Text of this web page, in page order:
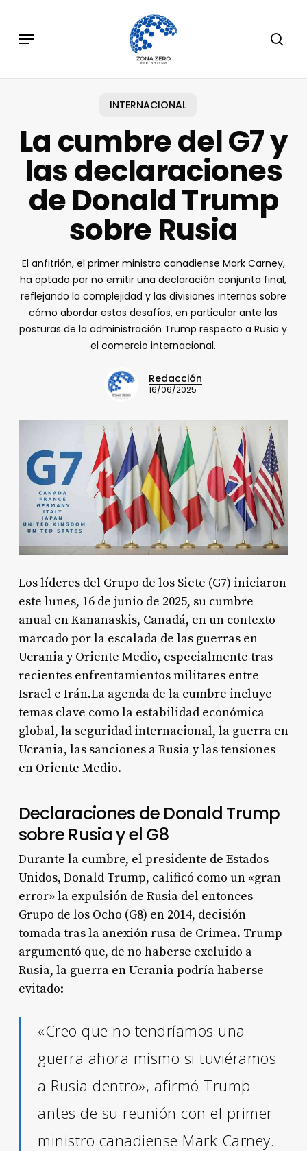
main
Menu
INTERNACIONAL
La cumbre del G7 y
las declaraciones
de Donald Trump
sobre Rusia
El anfitrión, el primer ministro canadiense Mark Carney,
ha optado por no emitir una declaración conjunta final,
reflejando la complejidad y las divisiones internas sobre
cómo abordar estos desafíos, en particular ante las
posturas de la administración Trump respecto a Rusia y
el comercio internacional.
Redacción
16/06/2025
Los líderes del Grupo de los Siete (G7) iniciaron
este lunes, 16 de junio de 2025, su cumbre
anual en Kananaskis, Canadá, en un contexto
marcado por la escalada de las guerras en
Ucrania y Oriente Medio, especialmente tras
recientes enfrentamientos militares entre
Israel e Irán.La agenda de la cumbre incluye
temas clave como la estabilidad económica
global, la seguridad internacional, la guerra en
Ucrania, las sanciones a Rusia y las tensiones
en Oriente Medio.
Declaraciones de Donald Trump
sobre Rusia y el G8
Durante la cumbre, el presidente de Estados
Unidos, Donald Trump, calificó como un «gran
error» la expulsión de Rusia del entonces
Grupo de los Ocho (G8) en 2014, decisión
tomada tras la anexión rusa de Crimea. Trump
argumentó que, de no haberse excluido a
Rusia, la guerra en Ucrania podría haberse
evitado:
«Creo que no tendríamos una
guerra ahora mismo si tuviéramos
a Rusia dentro», afirmó Trump
antes de su reunión con el primer
ministro canadiense Mark Carney.